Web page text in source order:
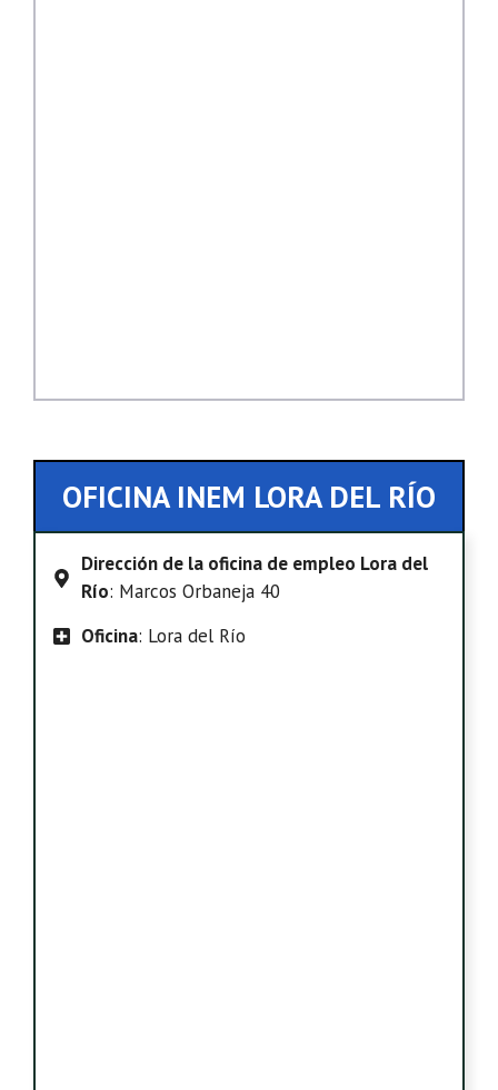
OFICINA INEM LORA DEL RÍO
Dirección de la oficina de empleo Lora del
Río: Marcos Orbaneja 40
Oficina: Lora del Río